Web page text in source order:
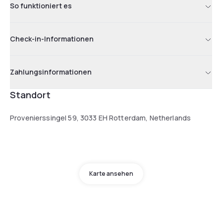
So funktioniert es
Check-in-Informationen
Zahlungsinformationen
Standort
Provenierssingel 59, 3033 EH Rotterdam, Netherlands
Karte ansehen